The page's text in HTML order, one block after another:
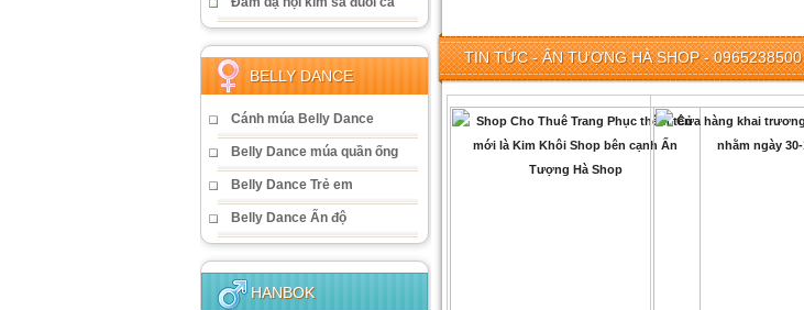
BELLY DANCE
Cánh múa Belly Dance
Belly Dance múa quần ống
Belly Dance Trẻ em
Belly Dance Ấn độ
HANBOK
TIN TỨC - ẤN TƯỢNG HÀ SHOP - 0965238500